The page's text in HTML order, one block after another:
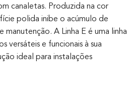
canaletas. Produzida na cor
polida inibe o acúmulo de
A Linha E é uma linha
versáteis e funcionais à sua
ideal para instalações